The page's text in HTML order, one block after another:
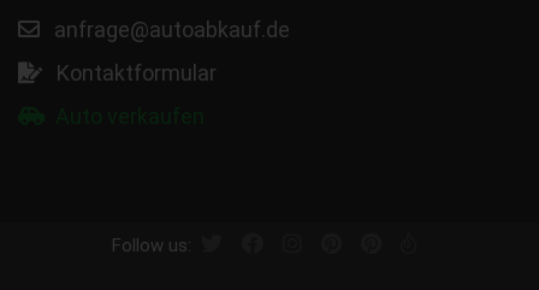
anfrage@autoabkauf.de
Kontaktformular
Follow us: